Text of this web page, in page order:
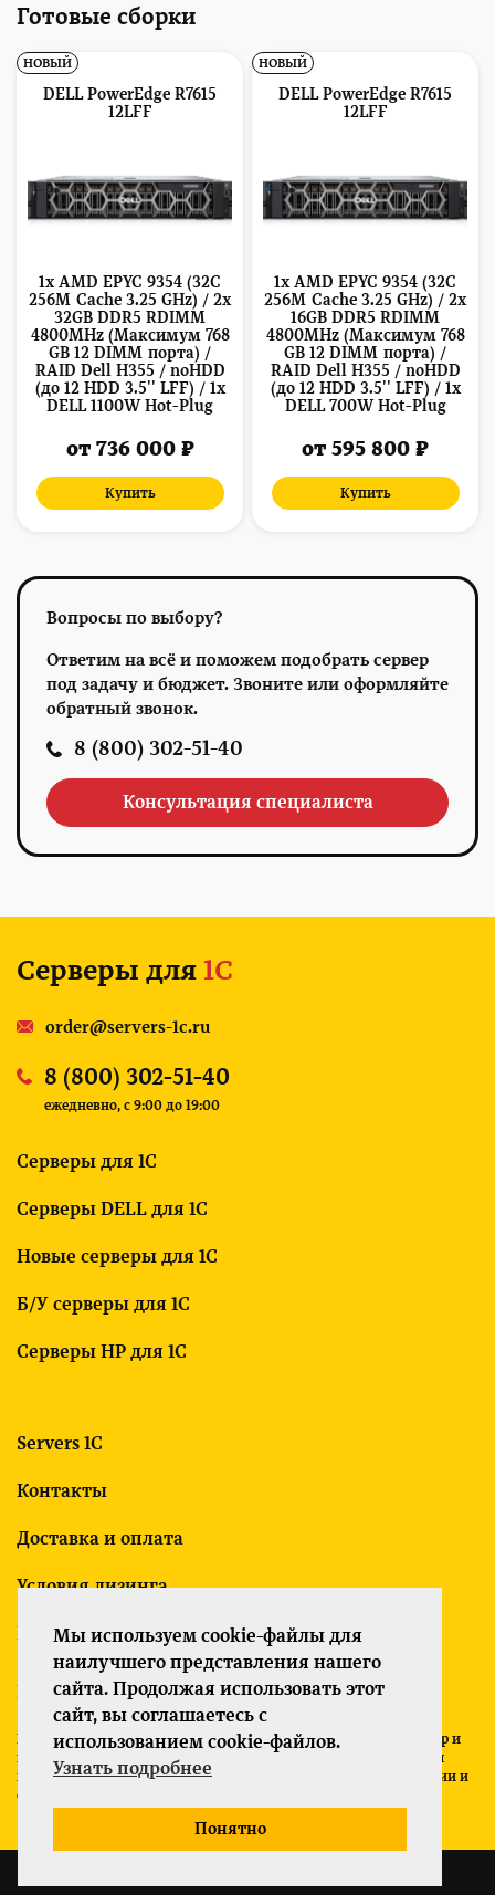
Готовые сборки
DELL PowerEdge R7615
12LFF
1x AMD EPYC 9354 (32C
256M Cache 3.25 GHz) / 2x
32GB DDR5 RDIMM
4800MHz (Максимум 768
GB 12 DIMM порта) /
RAID Dell H355 / noHDD
(до 12 HDD 3.5'' LFF) / 1x
DELL 1100W Hot-Plug
от 736 000 ₽
Купить
НОВЫЙ
DELL PowerEdge R7615
12LFF
1x AMD EPYC 9354 (32C
256M Cache 3.25 GHz) / 2x
16GB DDR5 RDIMM
4800MHz (Максимум 768
GB 12 DIMM порта) /
RAID Dell H355 / noHDD
(до 12 HDD 3.5'' LFF) / 1x
DELL 700W Hot-Plug
от 595 800 ₽
Купить
НОВЫЙ
Вопросы по выбору?
Ответим на всё и поможем подобрать сервер
под задачу и бюджет. Звоните или оформляйте
обратный звонок.
8 (800) 302-51-40
Консультация специалиста
Серверы для 1С
Серверы DELL для 1С
Новые серверы для 1С
Б/У серверы для 1С
Серверы HP для 1С
Servers 1C
Контакты
Доставка и оплата
Условия лизинга
Гарантия
Серверы для 1С
order@servers-1c.ru
8 (800) 302-51-40
ежедневно, c 9:00 до 19:00
Политика конфиденциальности
Все указанные на сайте цены носят информационный характер и
не являются публичной офертой (ст. 437 ГК РФ). Для получения
подробной информации о характеристиках товаров, их наличии и
стоимости связывайтесь с менеджерами компании.
Мы используем cookie-файлы для
наилучшего представления нашего
сайта. Продолжая использовать этот
сайт, вы соглашаетесь с
использованием cookie-файлов.
Узнать подробнее
Понятно